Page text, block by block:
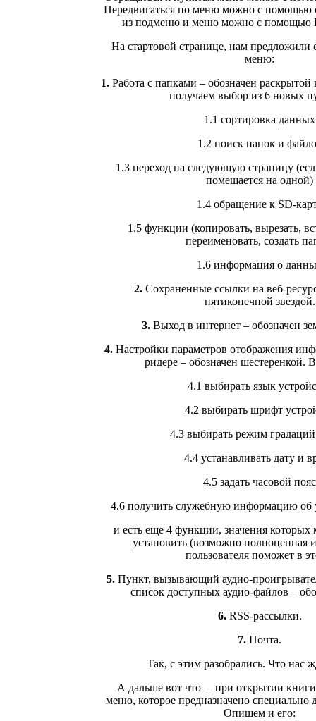
Передвигаться по меню можно с помощью
из подменю и меню можно с помощью
На стартовой странице, нам
меню:
1. Работа с папками – обозначен раскрытой
получаем выбор из 6 новых
1.1 сортировка данных
1.2 поиск папок и
1.3 переход на следующую страницу
помещается на одной)
1.4 обращение к SD-
1.5 функции (копировать, вырезать,
переименовать, создать
1.6 информация о
2.Сохраненные ссылки на веб-
пятиконечной звездой.
3.Выход в интернет – обозначен
4. Настройки параметров отображения
ридере – обозначен шестеренкой.
4.1 выбирать язык
4.2 выбирать шрифт
4.3 выбирать режим градаций
4.4 устанавливать дату и
4.5 задать часовой пояс
4.6 получить служебную информацию
и есть еще 4 функции, значения которых
установить (возможно полноценная
пользователя поможет в
5. Пункт, вызывающий аудио-
список доступных аудио-файлов –
6.RSS-рассылки.
7. Почта.
Так, с этим разобрались. Что нас
А дальше вот что – при открытии книги
меню, которое предназначено специально
Опишем и его: